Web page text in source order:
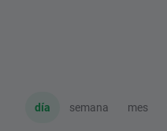
día semana mes